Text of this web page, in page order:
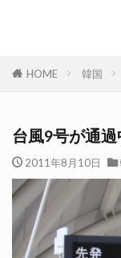
HOME 韓国
台風9号が通
2011年8月10日